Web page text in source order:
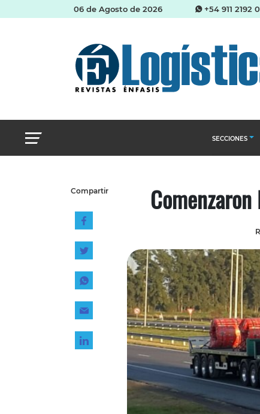
06 de Agosto de 2026 +54 911 2192
SECCIONES
Logística
Tecnología
Transporte
Compartir